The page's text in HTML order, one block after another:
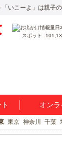
いこーよ」は親子
スポット
オンラ
東京 神奈川 千葉